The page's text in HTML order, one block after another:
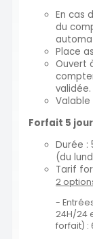
En cas
du
Place
Ouvert
validée.
Valable
Forfait 5
Durée :
(du
Tarif
2
-
24H/24
forfait) :